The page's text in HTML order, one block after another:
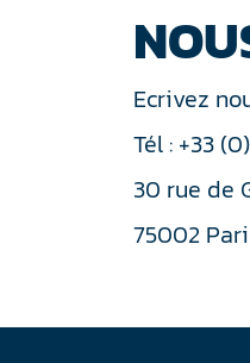
Ecrivez
Tél : +33
30 rue de
75002